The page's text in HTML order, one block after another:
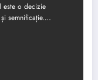
este o decizie
semnificație.…